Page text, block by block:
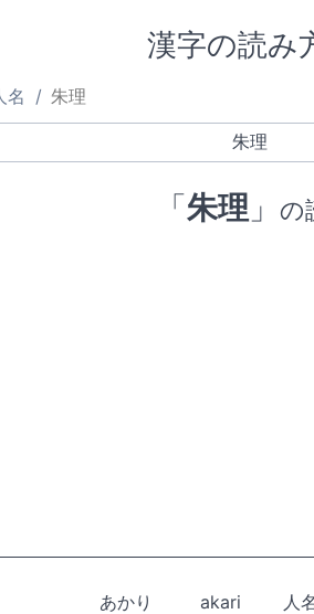
漢字の読み
名 朱理
「朱理 」 の
あかり akari 人